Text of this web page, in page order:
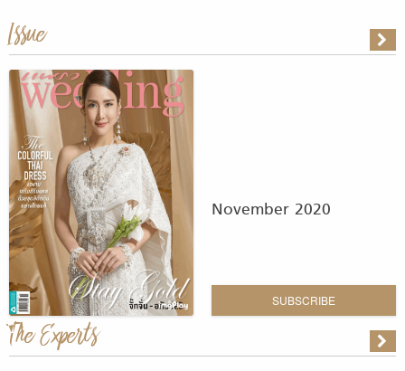
Issue
November 2020
SUBSCRIBE
The Experts